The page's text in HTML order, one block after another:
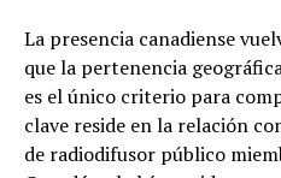
La presencia canadiense
que la pertenencia
es el único criterio para
clave reside en la relación
de radiodifusor público